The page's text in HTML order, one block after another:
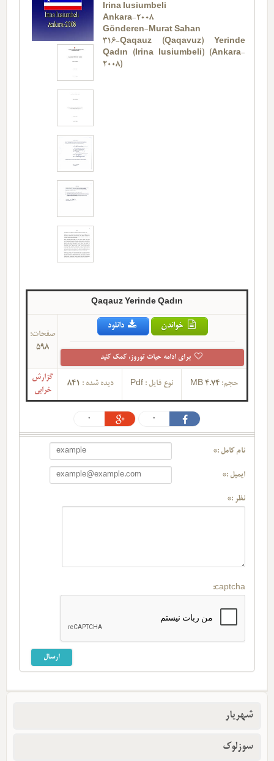
Irina Iusiumbeli
Ankara-2008
Gönderen-Murat Sahan
316-Qaqauz (Qaqavuz) Yerinde
Qadın (Irina Iusiumbeli) (Ankara-
2008)
Qaqauz Yerinde Qadın
خواندن دانلود
برای ادامه حیات توروز، کمک کنید
صفحات:
598
حجم: 4.74 MB نوع فایل : Pdf دیده شده : 841
گزارش
خرابی
0
0
نام کامل :*
ایمیل :*
نظر :*
captcha:
شهریار
سوزلوک